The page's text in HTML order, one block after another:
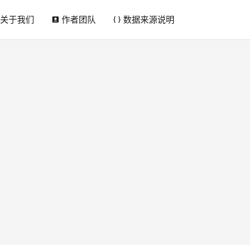
关于我们 作者团队 数据来源说明